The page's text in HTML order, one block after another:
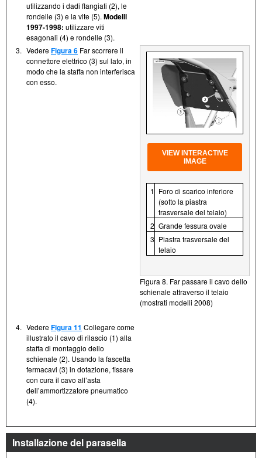
utilizzando i dadi flangiati (2), le
rondelle (3) e la vite (5). Modelli
1997-1998: utilizzare viti
esagonali (4) e rondelle (3).
3. VedereFigura 6 Far scorrere il
connettore elettrico (3) sul lato, in
modo che la staffa non interferisca
con esso.
VIEW INTERACTIVE
IMAGE
1 Foro di scarico inferiore
(sotto la piastra
trasversale del telaio)
2 Grande fessura ovale
3 Piastra trasversale del
telaio
Figura 8. Far passare il cavo dello
schienale attraverso il telaio
(mostrati modelli 2008)
4. VedereFigura 11 Collegare come
illustrato il cavo di rilascio (1) alla
staffa di montaggio dello
schienale (2). Usando la fascetta
fermacavi (3) in dotazione, fissare
con cura il cavo all’asta
dell’ammortizzatore pneumatico
(4).
Installazione del parasella